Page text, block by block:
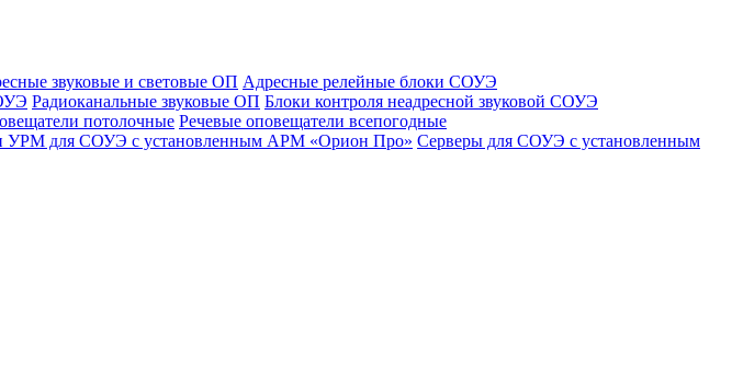
звуковые и световые ОП Адресные релейные блоки СОУЭ
Радиоканальные звуковые ОП Блоки контроля неадресной звуковой СОУЭ
потолочные Речевые оповещатели всепогодные
УРМ для СОУЭ с установленным АРМ «Орион Про» Серверы для СОУЭ с установленным